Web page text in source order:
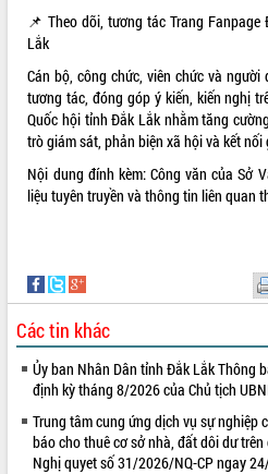
VIDEO
📌 Theo dõi, tương tác Trang
Lắk
Cán bộ, công chức, viên chức và
tương tác, đóng góp ý kiến, kiến nghị
Quốc hội tỉnh Đắk Lắk nhằm tăng
trò giám sát, phản biện xã hội và kết
Nội dung đính kèm: Công văn của Sở
liệu tuyên truyền và thông tin liên quan
Các tin khác
Ủy ban Nhân Dân tỉnh Đắk Lắk Thông
định kỳ tháng 8/2026 của Chủ tịch
Trung tâm cung ứng dịch vụ sự nghiệp
báo cho thuê cơ sở nhà, đất dôi dư
Nghị quyet số 31/2026/NQ-CP ngay